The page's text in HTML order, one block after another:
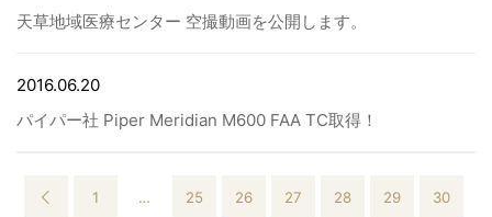
天草地域医療センター 空撮動画を公開します。
2016.06.20
パイパー社 Piper Meridian M600 FAA TC取得！
1 … 25 26 27 28 29 30